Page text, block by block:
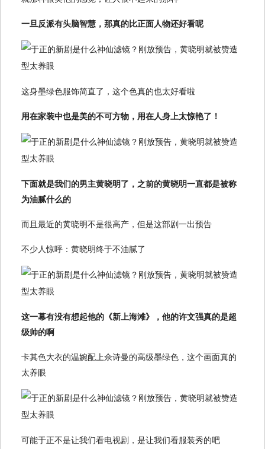
一旦反派有头脑智慧，那真的比正面人物还好看呢
这身墨绿色服饰简直了，这个色真的也太好看啦
用在家装中也是美的不可方物，用在人身上太惊艳了！
下面就是我们的男主黄晓明了，之前的黄晓明一直都是被称
为油腻什么的
而且最近的黄晓明不是很高产，但是这部剧一出预告
不少人惊呼：黄晓明终于不油腻了
这一幕有没有想起他的《新上海滩》，他的许文强真的是超
级帅的啊
卡其色大衣的温婉配上佘诗曼的高级墨绿色，这个画面真的
太养眼
可能于正不是让我们看电视剧，是让我们看服装秀的吧